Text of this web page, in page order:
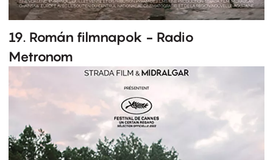
19. Román filmnapok - Radio
Metronom